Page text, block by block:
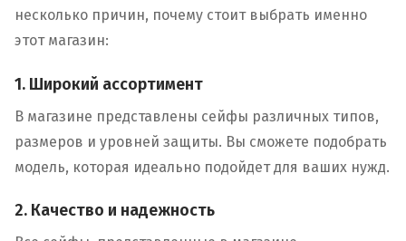
несколько причин, почему стоит выбрать именно
этот магазин:
1. Широкий ассортимент
В магазине представлены сейфы различных типов,
размеров и уровней защиты. Вы сможете подобрать
модель, которая идеально подойдет для ваших нужд.
2. Качество и надежность